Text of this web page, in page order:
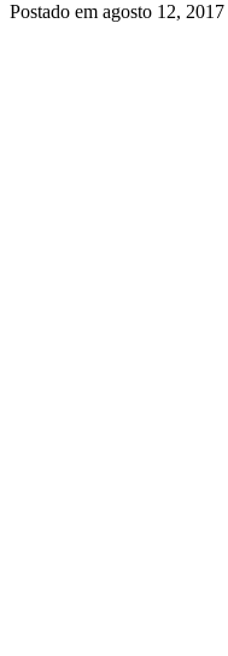
Postado em agosto 12, 2017